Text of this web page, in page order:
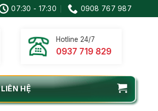
07:30 - 17:30 0908 767 987
Hotline 24/7
0937 719 829
LIÊN HỆ